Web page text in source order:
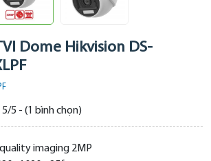
Dome Hikvision DS-
5/5 - (1 bình chọn)
imaging 2MP